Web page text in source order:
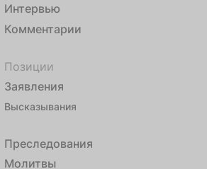
Интервью
Комментарии
Позиции
Заявления
Высказывания
Преследования
Молитвы